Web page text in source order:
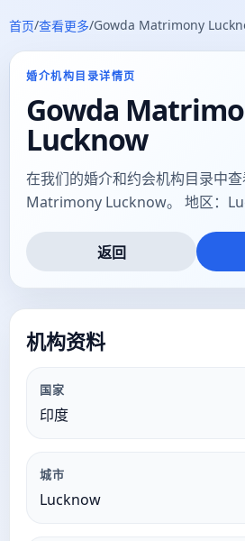
首页/查看更多/Gowda Matrimony
婚介机构目录详情页
Gowda
Lucknow
在我们的婚介和约会机构目录中
Matrimony Lucknow。 地区：
返回
机构资料
国家
印度
城市
Lucknow